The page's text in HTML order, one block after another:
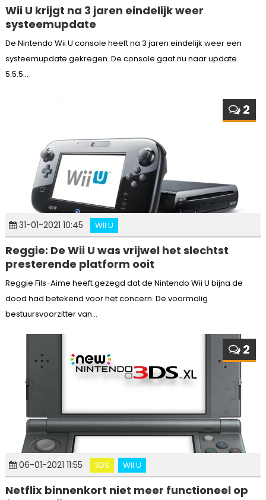
Wii U krijgt na 3 jaren eindelijk weer
systeemupdate
De Nintendo Wii U console heeft na 3 jaren eindelijk weer een
systeemupdate gekregen. De console gaat nu naar update
5.5.5...
2
31-01-2021 10:45 WII U
Reggie: De Wii U was vrijwel het slechtst
presterende platform ooit
Reggie Fils-Aime heeft gezegd dat de Nintendo Wii U bijna de
dood had betekend voor het concern. De voormalig
bestuursvoorzitter van...
2
06-01-2021 11:55 3DS WII U
Netflix binnenkort niet meer functioneel op